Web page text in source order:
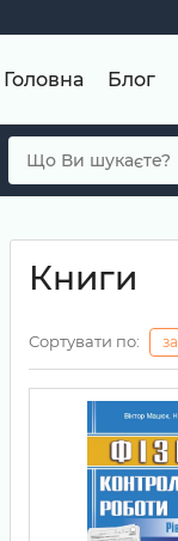
Головна Блог
Книги
Сортувати по: